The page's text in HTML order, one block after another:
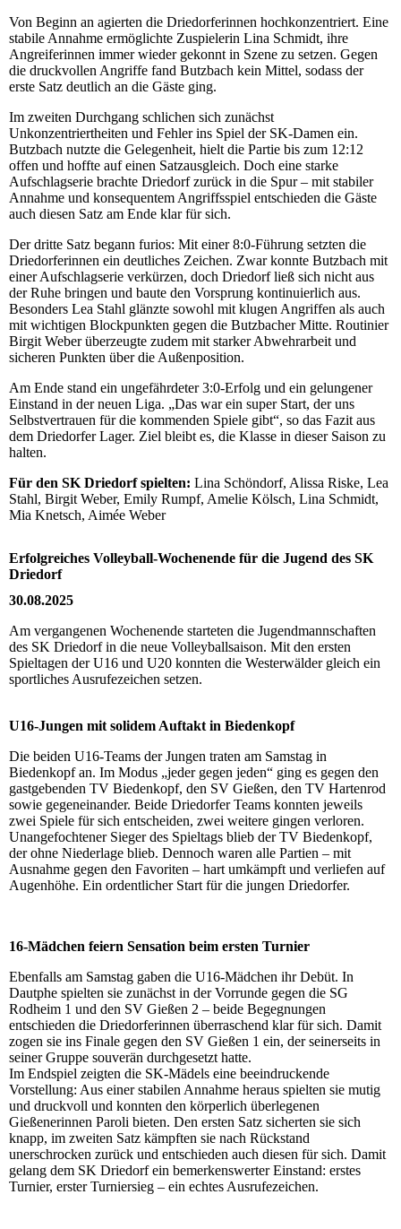
Von Beginn an agierten die Driedorferinnen hochkonzentriert. Eine
stabile Annahme ermöglichte Zuspielerin Lina Schmidt, ihre
Angreiferinnen immer wieder gekonnt in Szene zu setzen. Gegen
die druckvollen Angriffe fand Butzbach kein Mittel, sodass der
erste Satz deutlich an die Gäste ging.
Im zweiten Durchgang schlichen sich zunächst
Unkonzentriertheiten und Fehler ins Spiel der SK-Damen ein.
Butzbach nutzte die Gelegenheit, hielt die Partie bis zum 12:12
offen und hoffte auf einen Satzausgleich. Doch eine starke
Aufschlagserie brachte Driedorf zurück in die Spur – mit stabiler
Annahme und konsequentem Angriffsspiel entschieden die Gäste
auch diesen Satz am Ende klar für sich.
Der dritte Satz begann furios: Mit einer 8:0-Führung setzten die
Driedorferinnen ein deutliches Zeichen. Zwar konnte Butzbach mit
einer Aufschlagserie verkürzen, doch Driedorf ließ sich nicht aus
der Ruhe bringen und baute den Vorsprung kontinuierlich aus.
Besonders Lea Stahl glänzte sowohl mit klugen Angriffen als auch
mit wichtigen Blockpunkten gegen die Butzbacher Mitte. Routinier
Birgit Weber überzeugte zudem mit starker Abwehrarbeit und
sicheren Punkten über die Außenposition.
Am Ende stand ein ungefährdeter 3:0-Erfolg und ein gelungener
Einstand in der neuen Liga. „Das war ein super Start, der uns
Selbstvertrauen für die kommenden Spiele gibt“, so das Fazit aus
dem Driedorfer Lager. Ziel bleibt es, die Klasse in dieser Saison zu
halten.
Für den SK Driedorf spielten: Lina Schöndorf, Alissa Riske, Lea
Stahl, Birgit Weber, Emily Rumpf, Amelie Kölsch, Lina Schmidt,
Mia Knetsch, Aimée Weber
Erfolgreiches Volleyball-Wochenende für die Jugend des SK
Driedorf
30.08.2025
Am vergangenen Wochenende starteten die Jugendmannschaften
des SK Driedorf in die neue Volleyballsaison. Mit den ersten
Spieltagen der U16 und U20 konnten die Westerwälder gleich ein
sportliches Ausrufezeichen setzen.
U16-Jungen mit solidem Auftakt in Biedenkopf
Die beiden U16-Teams der Jungen traten am Samstag in
Biedenkopf an. Im Modus „jeder gegen jeden“ ging es gegen den
gastgebenden TV Biedenkopf, den SV Gießen, den TV Hartenrod
sowie gegeneinander. Beide Driedorfer Teams konnten jeweils
zwei Spiele für sich entscheiden, zwei weitere gingen verloren.
Unangefochtener Sieger des Spieltags blieb der TV Biedenkopf,
der ohne Niederlage blieb. Dennoch waren alle Partien – mit
Ausnahme gegen den Favoriten – hart umkämpft und verliefen auf
Augenhöhe. Ein ordentlicher Start für die jungen Driedorfer.
16-Mädchen feiern Sensation beim ersten Turnier
Ebenfalls am Samstag gaben die U16-Mädchen ihr Debüt. In
Dautphe spielten sie zunächst in der Vorrunde gegen die SG
Rodheim 1 und den SV Gießen 2 – beide Begegnungen
entschieden die Driedorferinnen überraschend klar für sich. Damit
zogen sie ins Finale gegen den SV Gießen 1 ein, der seinerseits in
seiner Gruppe souverän durchgesetzt hatte.
Im Endspiel zeigten die SK-Mädels eine beeindruckende
Vorstellung: Aus einer stabilen Annahme heraus spielten sie mutig
und druckvoll und konnten den körperlich überlegenen
Gießenerinnen Paroli bieten. Den ersten Satz sicherten sie sich
knapp, im zweiten Satz kämpften sie nach Rückstand
unerschrocken zurück und entschieden auch diesen für sich. Damit
gelang dem SK Driedorf ein bemerkenswerter Einstand: erstes
Turnier, erster Turniersieg – ein echtes Ausrufezeichen.